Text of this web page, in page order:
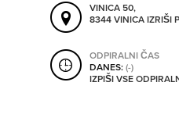
SHRANI V MOJ ITIS
VINICA 50,
8344 VINICAIZRIŠI
ODPIRALNI ČAS
DANES:(-)
IZPIŠI VSE